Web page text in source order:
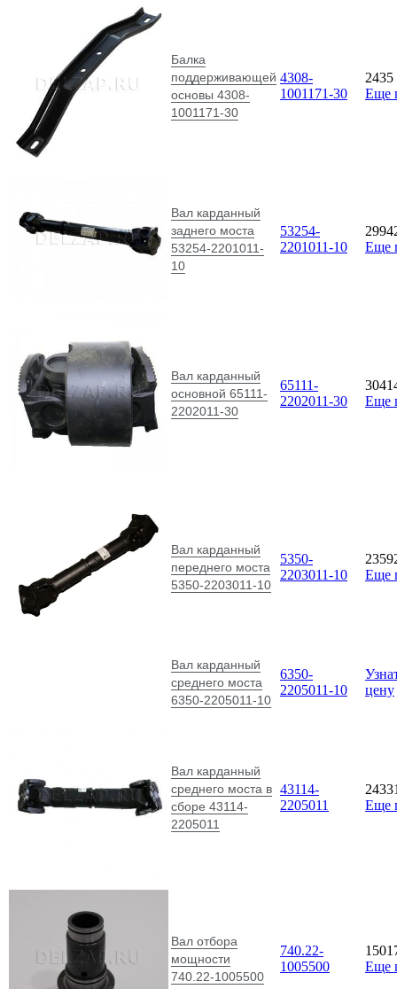
Балка
поддерживающей
основы 4308-
1001171-30
4308-
1001171-30
2435
Еще
Вал карданный
заднего моста
53254-2201011-
10
53254-
2201011-10
Еще
Вал карданный
основной 65111-
2202011-30
65111-
2202011-30
Еще
Вал карданный
переднего моста
5350-2203011-10
5350-
2203011-10
Еще
Вал карданный
среднего моста
6350-2205011-10
6350-
2205011-10
цену
Вал карданный
среднего моста в
сборе 43114-
2205011
43114-
2205011
Еще
Вал отбора
мощности
740.22-1005500
740.22-
1005500
Еще